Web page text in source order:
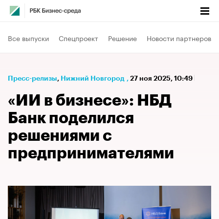
Все выпуски Спецпроект Решение Новости партнеров
Пресс-релизы⁠, Нижний Новгород , 27 ноя 2025, 10:49
«ИИ в бизнесе»: НБД
Банк поделился
решениями с
предпринимателями